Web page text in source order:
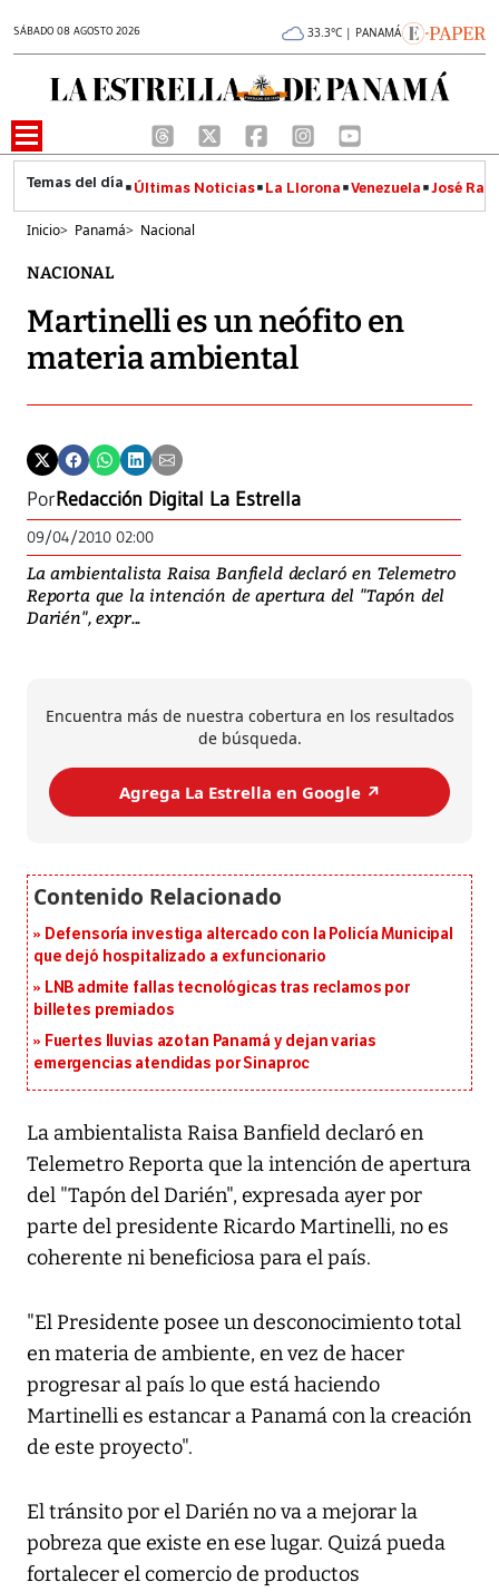
SÁBADO 08 AGOSTO 2026 33.3°C | PANAMÁ
Últimas Noticias La Llorona Venezuela José
Inicio> Panamá> Nacional
NACIONAL
Martinelli es un neófito en
materia ambiental
PorRedacción Digital La Estrella
09/04/2010 02:00
La ambientalista Raisa Banfield declaró en Telemetro
Reporta que la intención de apertura del "Tapón del
Darién", expr...
Encuentra más de nuestra cobertura en los resultados
de búsqueda.
Agrega La Estrella en Google ↗️
Defensoría investiga altercado con la Policía Municipal
que dejó hospitalizado a exfuncionario
LNB admite fallas tecnológicas tras reclamos por
billetes premiados
Fuertes lluvias azotan Panamá y dejan varias
emergencias atendidas por Sinaproc
La ambientalista Raisa Banfield declaró en
Telemetro Reporta que la intención de apertura
del "Tapón del Darién", expresada ayer por
parte del presidente Ricardo Martinelli, no es
coherente ni beneficiosa para el país.
"El Presidente posee un desconocimiento total
en materia de ambiente, en vez de hacer
progresar al país lo que está haciendo
Martinelli es estancar a Panamá con la creación
de este proyecto".
El tránsito por el Darién no va a mejorar la
pobreza que existe en ese lugar. Quizá pueda
fortalecer el comercio de productos